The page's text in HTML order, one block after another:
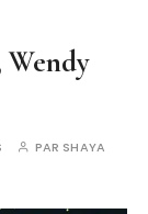
PAR SHAYA